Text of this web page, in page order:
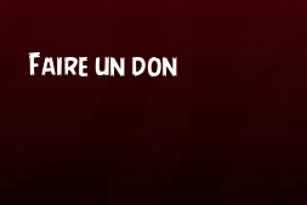
Faire un don